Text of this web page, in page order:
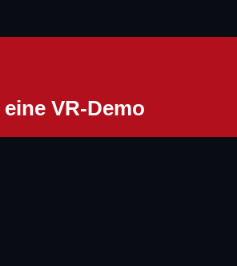
VR-Demo